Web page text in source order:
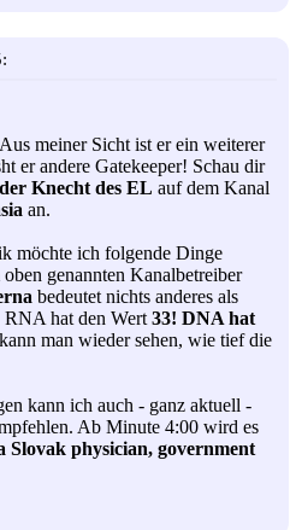
meiner Sicht ist er ein weiterer
er andere Gatekeeper! Schau dir
Knecht des EL auf dem Kanal
an.
möchte ich folgende Dinge
genannten Kanalbetreiber
bedeutet nichts anderes als
RNA hat den Wert 33! DNA hat
man wieder sehen, wie tief die
kann ich auch - ganz aktuell -
Ab Minute 4:00 wird es
Slovak physician, government